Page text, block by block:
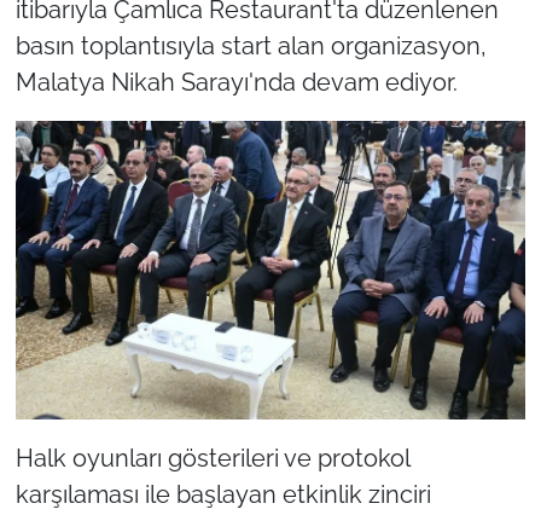
itibarıyla Çamlıca Restaurant'ta düzenlenen
basın toplantısıyla start alan organizasyon,
Malatya Nikah Sarayı'nda devam ediyor.
Halk oyunları gösterileri ve protokol
karşılaması ile başlayan etkinlik zinciri